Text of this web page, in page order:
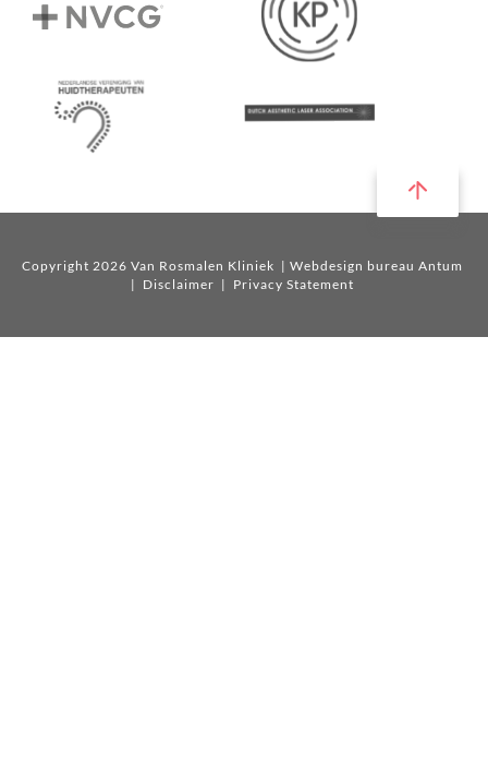
Copyright 2026 Van Rosmalen Kliniek | Webdesign bureau Antum
| Disclaimer | Privacy Statement